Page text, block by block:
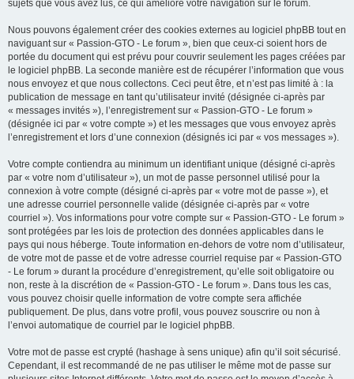
sujets que vous avez lus, ce qui améliore votre navigation sur le forum.
Nous pouvons également créer des cookies externes au logiciel phpBB tout en
naviguant sur « Passion-GTO - Le forum », bien que ceux-ci soient hors de
portée du document qui est prévu pour couvrir seulement les pages créées par
le logiciel phpBB. La seconde manière est de récupérer l’information que vous
nous envoyez et que nous collectons. Ceci peut être, et n’est pas limité à : la
publication de message en tant qu’utilisateur invité (désignée ci-après par
« messages invités »), l’enregistrement sur « Passion-GTO - Le forum »
(désignée ici par « votre compte ») et les messages que vous envoyez après
l’enregistrement et lors d’une connexion (désignés ici par « vos messages »).
Votre compte contiendra au minimum un identifiant unique (désigné ci-après
par « votre nom d’utilisateur »), un mot de passe personnel utilisé pour la
connexion à votre compte (désigné ci-après par « votre mot de passe »), et
une adresse courriel personnelle valide (désignée ci-après par « votre
courriel »). Vos informations pour votre compte sur « Passion-GTO - Le forum »
sont protégées par les lois de protection des données applicables dans le
pays qui nous héberge. Toute information en-dehors de votre nom d’utilisateur,
de votre mot de passe et de votre adresse courriel requise par « Passion-GTO
- Le forum » durant la procédure d’enregistrement, qu’elle soit obligatoire ou
non, reste à la discrétion de « Passion-GTO - Le forum ». Dans tous les cas,
vous pouvez choisir quelle information de votre compte sera affichée
publiquement. De plus, dans votre profil, vous pouvez souscrire ou non à
l’envoi automatique de courriel par le logiciel phpBB.
Votre mot de passe est crypté (hashage à sens unique) afin qu’il soit sécurisé.
Cependant, il est recommandé de ne pas utiliser le même mot de passe sur